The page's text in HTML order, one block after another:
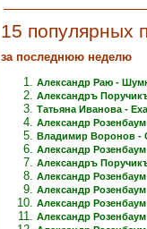
15 популярных
за последнюю неделю
Александр Раю -
Александръ
Татьяна Иванова -
Александр
Владимир Воронов -
Александр
Александръ
Александр Розенбаум
Александр Розенбаум
Александр Розенбаум
Александр